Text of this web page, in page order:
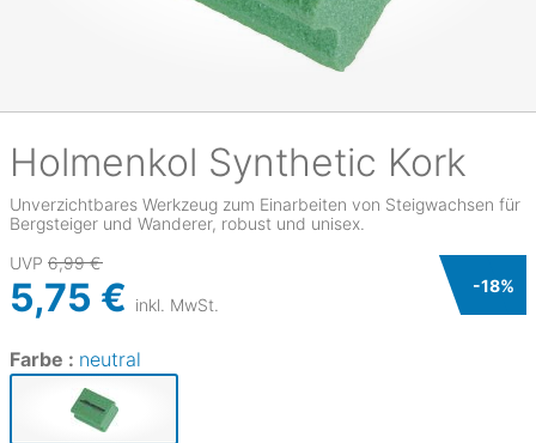
Holmenkol Synthetic Kork
Unverzichtbares Werkzeug zum Einarbeiten von Steigwachsen für
Bergsteiger und Wanderer, robust und unisex.
UVP 6,99 €
5,75 € inkl. MwSt.
-18%
Farbe : neutral